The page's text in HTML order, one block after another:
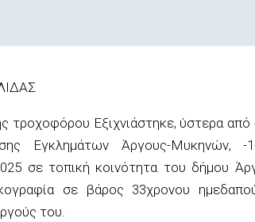
τροχοφόρου Εξιχνιάστηκε, ύστερα από
Εγκλημάτων Άργους-Μυκηνών, -
σε τοπική κοινότητα του δήμου
σε βάρος 33χρονου
του.